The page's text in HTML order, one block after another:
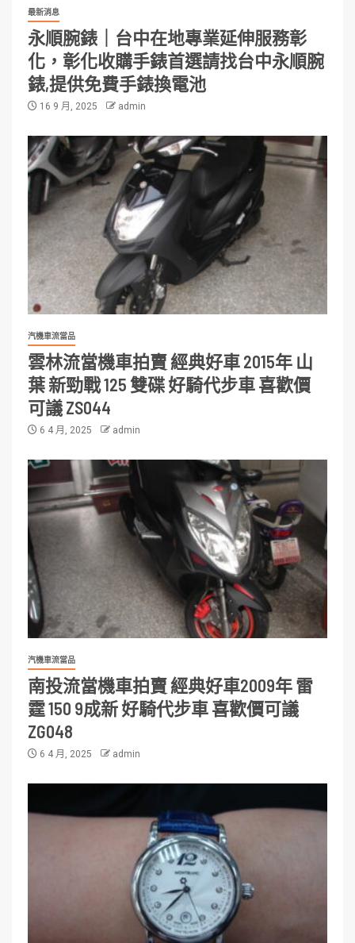
最新消息
永順腕錶｜台中在地專業延伸服務彰
化，彰化收購手錶首選請找台中永順腕
錶,提供免費手錶換電池
16 9 月, 2025 admin
汽機車流當品
雲林流當機車拍賣 經典好車 2015年 山
葉 新勁戰 125 雙碟 好騎代步車 喜歡價
可議 ZS044
6 4 月, 2025 admin
汽機車流當品
南投流當機車拍賣 經典好車2009年 雷
霆 150 9成新 好騎代步車 喜歡價可議
ZG048
6 4 月, 2025 admin